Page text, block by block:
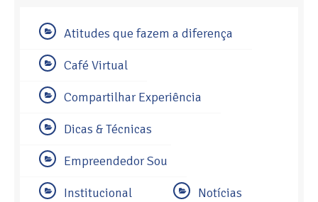
Atitudes que fazem a diferença
Café Virtual
Compartilhar Experiência
Dicas & Técnicas
Empreendedor Sou
Institucional Notícias